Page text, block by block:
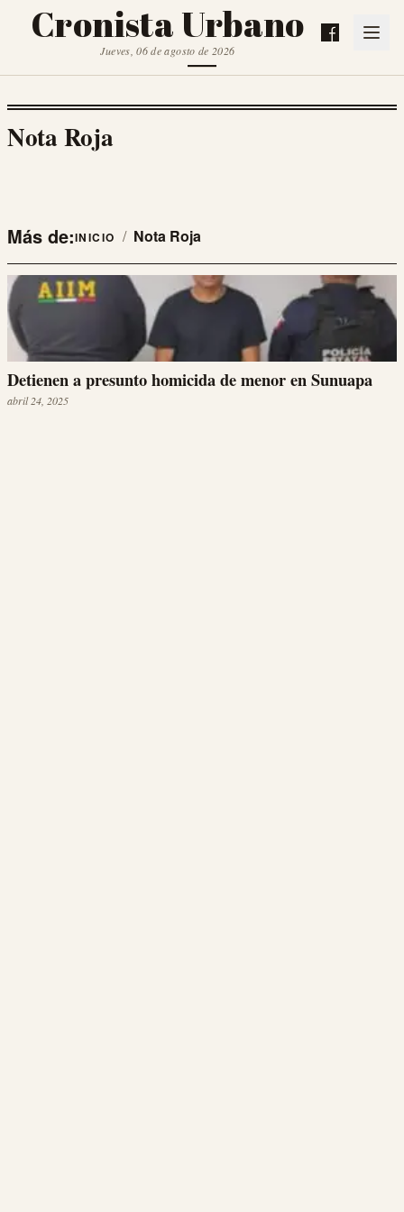
Cronista Urbano
Jueves, 06 de agosto de 2026
Nota Roja
Más de:INICIO / Nota Roja
Detienen a presunto homicida de menor en Sunuapa
abril 24, 2025